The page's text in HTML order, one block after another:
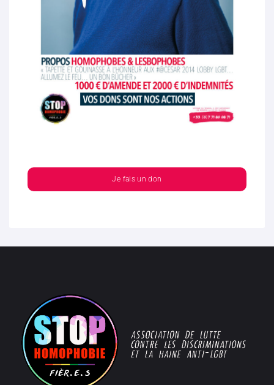
Je fais un don